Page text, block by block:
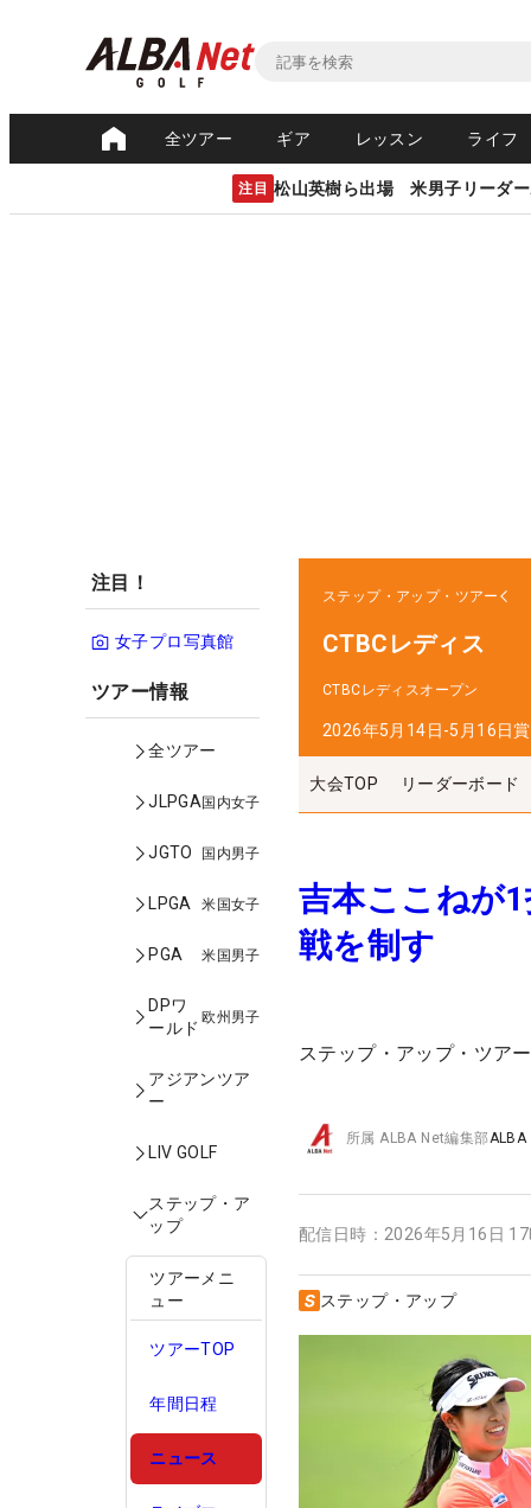
全ツアー ギア レッスン ライフ
注目 松山英樹ら出場 米男子リーダ
注目！
女子プロ写真館
ツアー情報
全ツアー
JLPGA国内女子
JGTO 国内男子
LPGA 米国女子
PGA 米国男子
DPワ
ールド
欧州男子
アジアンツア
ー
LIV GOLF
ステップ・ア
ップ
ツアーメニ
ュー
ツアーTOP
年間日程
ニュース
ステップ・アップ・ツアー
CTBCレディス
CTBCレディスオープン
2026年5月14日-5月16日
大会TOP リーダーボード
吉本ここねが
戦を制す
ステップ・アップ・ツア
所属ALBA Net編集部ALBA
配信日時： 2026年5月16日
ステップ・アップ